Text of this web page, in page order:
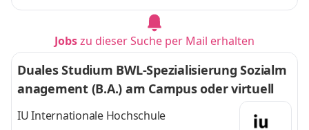
Jobszu dieser Suche per Mail erhalten
Duales Studium BWL-Spezialisierung Sozialm
anagement (B.A.) am Campus oder virtuell
IU Internationale Hochschule